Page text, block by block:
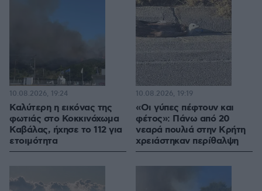
Καλύτερη η εικόνας της
φωτιάς στο Κοκκινόχωμα
Καβάλας, ήχησε το 112 για
ετοιμότητα
10.08.2026, 19:24
«Οι γύπες πέφτουν και
φέτος»: Πάνω από 20
νεαρά πουλιά στην Κρήτη
χρειάστηκαν περίθαλψη
10.08.2026, 19:19